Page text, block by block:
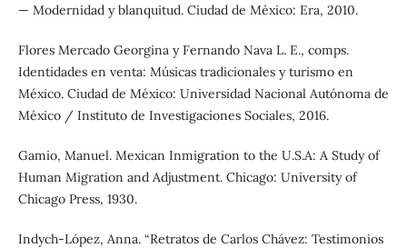
— Modernidad y blanquitud. Ciudad de México: Era, 2010.
Flores Mercado Georgina y Fernando Nava L. E., comps.
Identidades en venta: Músicas tradicionales y turismo en
México. Ciudad de México: Universidad Nacional Autónoma de
México / Instituto de Investigaciones Sociales, 2016.
Gamio, Manuel. Mexican Inmigration to the U.S.A: A Study of
Human Migration and Adjustment. Chicago: University of
Chicago Press, 1930.
Indych-López, Anna. “Retratos de Carlos Chávez: Testimonios